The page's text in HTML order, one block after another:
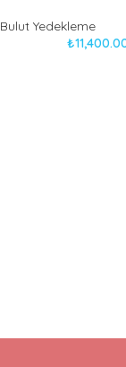
Bulut Yedekleme
₺